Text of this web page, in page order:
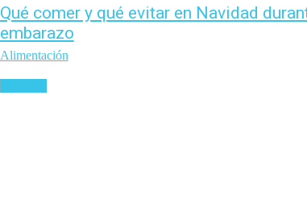
Qué comer y qué evitar en Navidad
embarazo
Alimentación